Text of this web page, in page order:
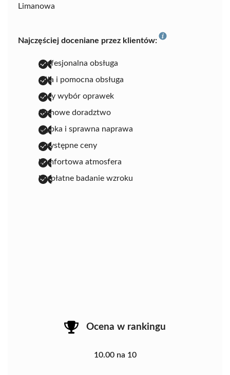
Limanowa
Najczęściej doceniane przez klientów:
profesjonalna obsługa
miła i pomocna obsługa
duży wybór oprawek
fachowe doradztwo
szybka i sprawna naprawa
przystępne ceny
komfortowa atmosfera
bezpłatne badanie wzroku
Ocena w rankingu
10.00 na 10